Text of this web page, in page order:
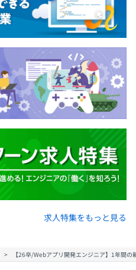
求人特集をもっと見る
【26卒/Webアプリ開発エンジニア】1年間